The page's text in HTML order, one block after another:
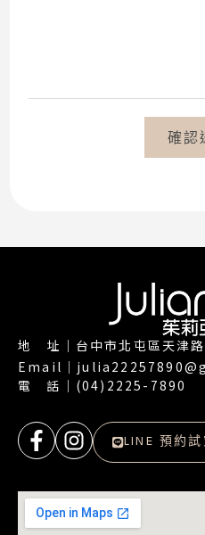
確認
地 址｜台中市北屯區天津
Email｜
電 話｜(04)2225-7890
LINE 預約試